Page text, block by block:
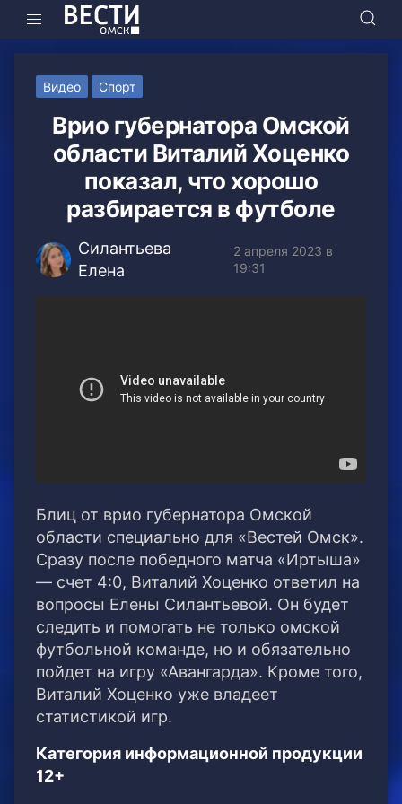
Видео Спорт
Врио губернатора Омской
области Виталий Хоценко
показал, что хорошо
разбирается в футболе
Силантьева
Елена
2 апреля 2023 в
19:31
Блиц от врио губернатора Омской
области специально для «Вестей Омск».
Сразу после победного матча «Иртыша»
— счет 4:0, Виталий Хоценко ответил на
вопросы Елены Силантьевой. Он будет
следить и помогать не только омской
футбольной команде, но и обязательно
пойдет на игру «Авангарда». Кроме того,
Виталий Хоценко уже владеет
статистикой игр.
Категория информационной продукции
12+